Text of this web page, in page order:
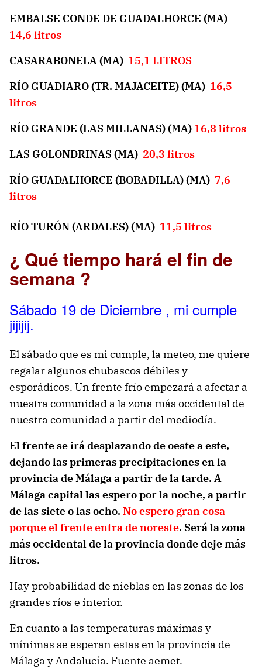
EMBALSE CONDE DE GUADALHORCE (MA)
14,6 litros
CASARABONELA (MA) 15,1 LITROS
RÍO GUADIARO (TR. MAJACEITE) (MA) 16,5
litros
RÍO GRANDE (LAS MILLANAS) (MA) 16,8 litros
LAS GOLONDRINAS (MA) 20,3 litros
RÍO GUADALHORCE (BOBADILLA) (MA) 7,6
litros
RÍO TURÓN (ARDALES) (MA) 11,5 litros
¿ Qué tiempo hará el fin de
semana ?
Sábado 19 de Diciembre , mi cumple
jijijij.
El sábado que es mi cumple, la meteo, me quiere
regalar algunos chubascos débiles y
esporádicos. Un frente frío empezará a afectar a
nuestra comunidad a la zona más occidental de
nuestra comunidad a partir del mediodía.
El frente se irá desplazando de oeste a este,
dejando las primeras precipitaciones en la
provincia de Málaga a partir de la tarde. A
Málaga capital las espero por la noche, a partir
de las siete o las ocho. No espero gran cosa
porque el frente entra de noreste. Será la zona
más occidental de la provincia donde deje más
litros.
Hay probabilidad de nieblas en las zonas de los
grandes ríos e interior.
En cuanto a las temperaturas máximas y
mínimas se esperan estas en la provincia de
Málaga y Andalucía. Fuente aemet.